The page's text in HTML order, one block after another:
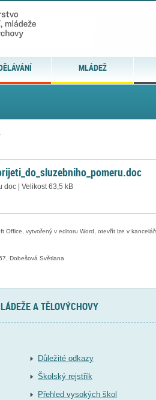
MLÁDEŽ
doc | Velikost 63,5 kB
Office, vytvořený v editoru Word, otevřít lze v
Dobešová Světlana
A TĚLOVÝCHOVY
Důležité odkazy
Školský rejstřík
Přehled vysokých škol